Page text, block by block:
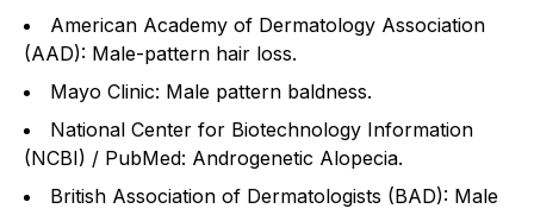
American Academy of Dermatology Association
(AAD): Male-pattern hair loss.
Mayo Clinic: Male pattern baldness.
National Center for Biotechnology Information
(NCBI) / PubMed: Androgenetic Alopecia.
British Association of Dermatologists (BAD): Male